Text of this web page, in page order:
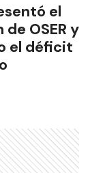
el
OSER y
el déficit